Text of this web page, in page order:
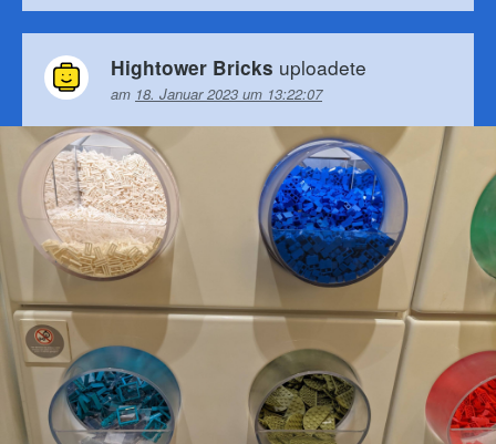
Hightower Bricks uploadete
am 18. Januar 2023 um 13:22:07